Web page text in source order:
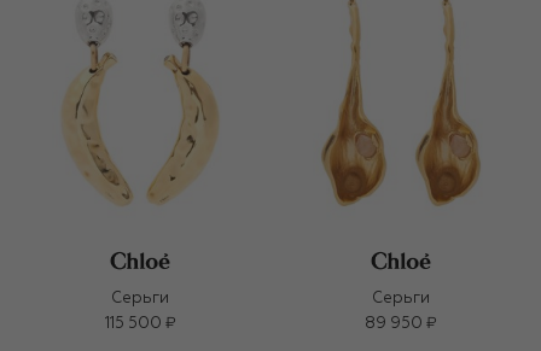
Серьги
115 500 ₽
Серьги
89 950 ₽